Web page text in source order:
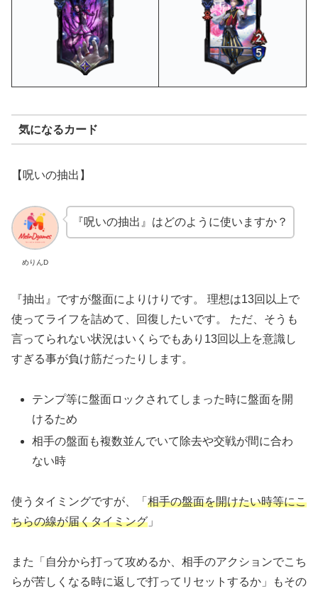
気になるカード
【 呪いの抽出】
めりんD
『呪いの抽出』はどのように使いますか？
『抽出』ですが盤面によりけりです。 理想は13回以上で
使ってライフを詰めて、回復したいです。 ただ、そうも
言ってられない状況はいくらでもあり 13回以上を意識し
すぎる事が負け筋だったりします。
テンプ等に盤面ロックされてしまった時に盤面を開
けるため
相手の盤面も複数並んでいて除去や交戦が間に合わ
ない時
使うタイミングですが、「 相手の盤面を開けたい時等にこ
ちらの線が届くタイミング 」
また「自分から打って攻めるか、相手のアクションでこち
らが苦しくなる時に返しで打ってリセットするか」もその